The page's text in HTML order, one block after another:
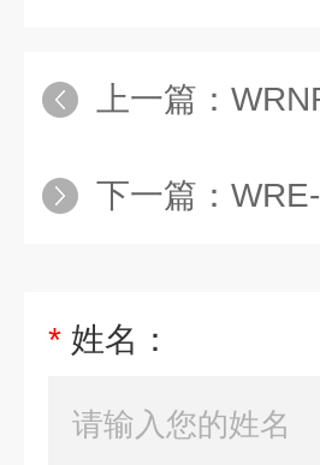
上一篇：
下一篇：
* 姓名：